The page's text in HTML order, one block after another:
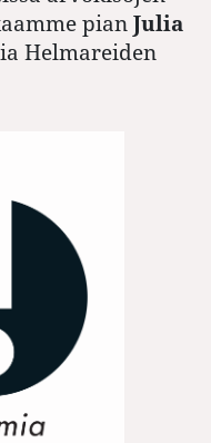
pian Julia
Helmareiden